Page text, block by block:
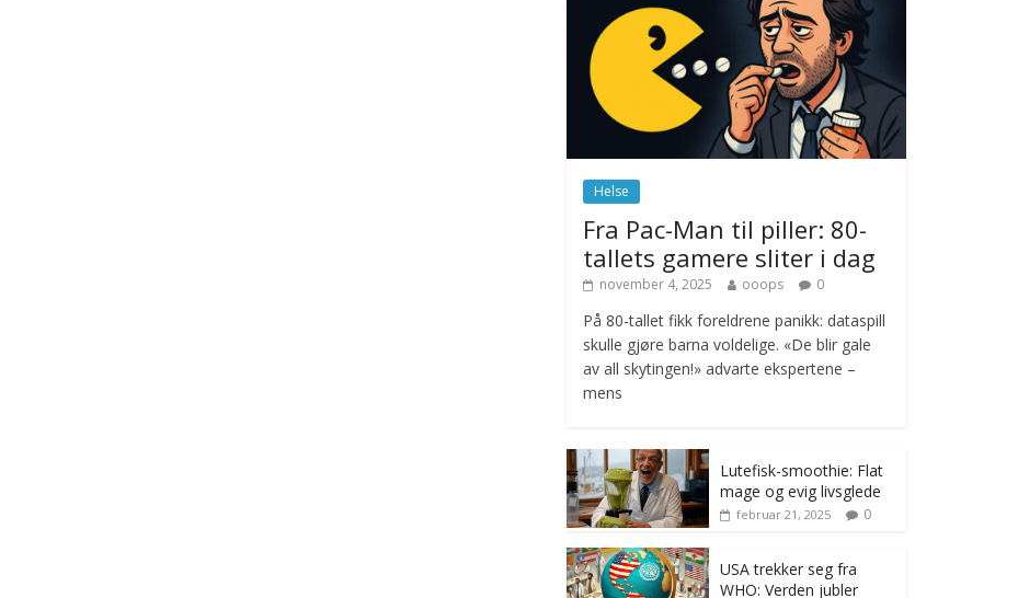
No Comments
Drone stopper
flytrafikken i Stockholm,
ekspert mistenker MDG
november 6, 2025
No Comments
nullvisjon for nedbør
juni 23, 2026
No
Comments
Helse
Fra Pac-Man til piller: 80-
tallets gamere sliter i dag
november 4, 2025 ooops 0
På 80-tallet fikk foreldrene panikk: dataspill
skulle gjøre barna voldelige. «De blir gale
av all skytingen!» advarte ekspertene –
mens
Lutefisk-smoothie: Flat
mage og evig livsglede
februar 21, 2025 0
USA trekker seg fra
WHO: Verden jubler